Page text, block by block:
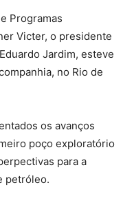
Programas
Victer, o presidente
Jardim, esteve
no Rio de
os avanços
poço exploratório
para a
petróleo.